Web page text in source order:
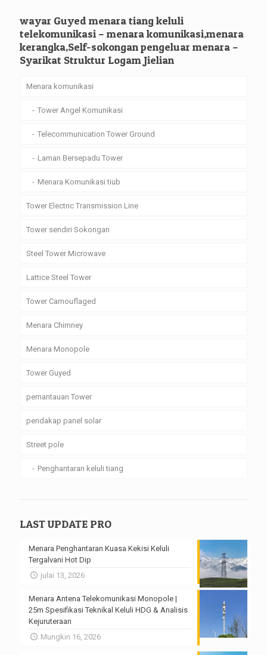
wayar Guyed menara tiang keluli
telekomunikasi – menara komunikasi,menara
kerangka,Self-sokongan pengeluar menara –
Syarikat Struktur Logam Jielian
Menara komunikasi
Tower Angel Komunikasi
Telecommunication Tower Ground
Laman Bersepadu Tower
Menara Komunikasi tiub
Tower Electric Transmission Line
Tower sendiri Sokongan
Steel Tower Microwave
Lattice Steel Tower
Tower Camouflaged
Menara Chimney
Menara Monopole
Tower Guyed
pemantauan Tower
pendakap panel solar
Street pole
Penghantaran keluli tiang
LAST UPDATE PRO
Menara Penghantaran Kuasa Kekisi Keluli
Tergalvani Hot Dip
julai 13, 2026
Menara Antena Telekomunikasi Monopole |
25m Spesifikasi Teknikal Keluli HDG & Analisis
Kejuruteraan
Mungkin 16, 2026